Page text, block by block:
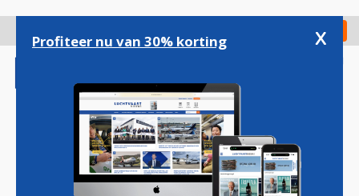
gaan
Check in
Magazine Podcasts Vacatures
Profiteer nu van 30% korting x